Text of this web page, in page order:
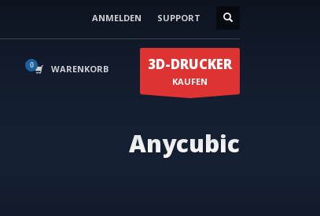
0174 59500 85
ANMELDEN SUPPORT
WARENKORB 3D-DRUCKER
KAUFEN
Anycubic